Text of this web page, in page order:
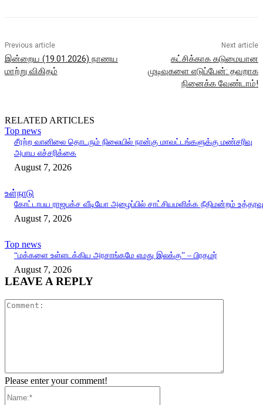
Previous article
இன்றைய (19.01.2026) நாணய
மாற்று விகிதம்
Next article
கட்சிக்காக கடுமையான
முடிவுகளை எடுப்பேன்: தவறாக
நினைக்க வேண்டாம்!
RELATED ARTICLES
Top news
சீரற்ற வானிலை தொடரும் நிலையில் நான்கு மாவட்டங்களுக்கு மண்சரிவு
அபாய எச்சரிக்கை
August 7, 2026
உள்நாடு
கோட்டாபய ராஜபக்ச வீடியோ அழைப்பில் சாட்சியமளிக்க நீதிமன்றம் உத்தரவு
August 7, 2026
Top news
“மக்களை உள்ளடக்கிய அரசாங்கமே எமது இலக்கு” – பிரதமர்
August 7, 2026
LEAVE A REPLY
Please enter your comment!